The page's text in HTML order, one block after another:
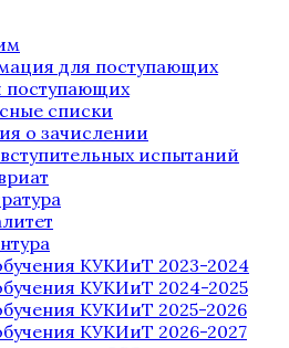
для поступающих
поступающих
списки
о зачислении
испытаний
КУКИиТ 2023-2024
КУКИиТ 2024-2025
КУКИиТ 2025-2026
КУКИиТ 2026-2027